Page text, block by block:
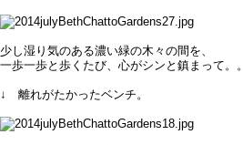
少し湿り気のある濃い緑の木々の間を、
一歩一歩と歩くたび、心がシンと鎮まって。。
↓ 離れがたかったベンチ。